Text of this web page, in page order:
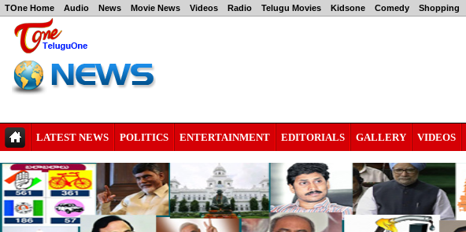
TOne Home Audio News Movie News Videos Radio Telugu Movies Kidsone Comedy Shopping
LATEST NEWS POLITICS ENTERTAINMENT EDITORIALS GALLERY VIDEOS